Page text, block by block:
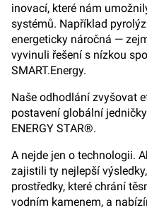
inovací, které nám
systémů. Například
energeticky náročná —
vyvinuli řešení s nízkou
SMART.Energy.
Naše odhodlání zvyšovat
postavení globální
ENERGY STAR®.
A nejde jen o technologii.
zajistili ty nejlepší
prostředky, které chrání
vodním kamenem, a